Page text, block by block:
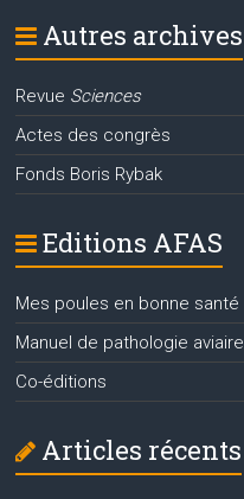
Autres archives
Revue Sciences
Actes des congrès
Fonds Boris Rybak
Editions AFAS
Mes poules en bonne santé
Manuel de pathologie aviaire
Co-éditions
Articles récents